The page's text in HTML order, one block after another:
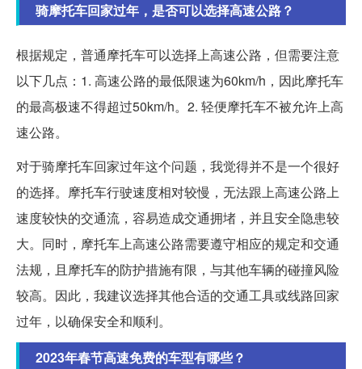
骑摩托车回家过年，是否可以选择高速公路？
根据规定，普通摩托车可以选择上高速公路，但需要注意
以下几点：1. 高速公路的最低限速为60km/h，因此摩托车
的最高极速不得超过50km/h。2. 轻便摩托车不被允许上高
速公路。
对于骑摩托车回家过年这个问题，我觉得并不是一个很好
的选择。摩托车行驶速度相对较慢，无法跟上高速公路上
速度较快的交通流，容易造成交通拥堵，并且安全隐患较
大。同时，摩托车上高速公路需要遵守相应的规定和交通
法规，且摩托车的防护措施有限，与其他车辆的碰撞风险
较高。因此，我建议选择其他合适的交通工具或线路回家
过年，以确保安全和顺利。
2023年春节高速免费的车型有哪些？